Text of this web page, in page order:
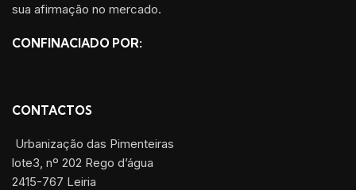
sua afirmação no mercado.
CONFINACIADO POR:
CONTACTOS
Urbanização das Pimenteiras
lote3, nº 202 Rego d’água
2415-767 Leiria